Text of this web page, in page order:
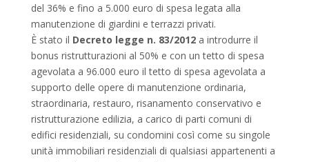
del 36% e fino a 5.000 euro di spesa legata alla
manutenzione di giardini e terrazzi privati.
È stato il Decreto legge n. 83/2012a introdurre il
bonus ristrutturazioni al 50% e con un tetto di spesa
agevolata a 96.000 euro il tetto di spesa agevolata a
supporto delle opere di manutenzione ordinaria,
straordinaria, restauro, risanamento conservativo e
ristrutturazione edilizia, a carico di parti comuni di
edifici residenziali, su condomini così come su singole
unità immobiliari residenziali di qualsiasi appartenenti a